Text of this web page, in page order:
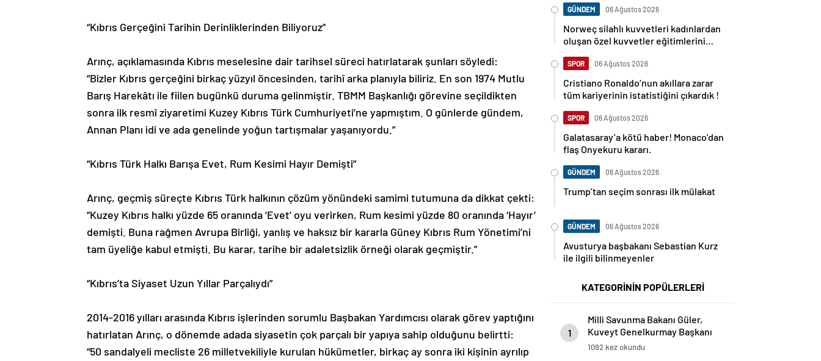
“Kıbrıs Gerçeğini Tarihin Derinliklerinden Biliyoruz”
Arınç, açıklamasında Kıbrıs meselesine dair tarihsel süreci hatırlatarak şunları söyledi:
“Bizler Kıbrıs gerçeğini birkaç yüzyıl öncesinden, tarihî arka planıyla biliriz. En son 1974 Mutlu
Barış Harekâtı ile fiilen bugünkü duruma gelinmiştir. TBMM Başkanlığı görevine seçildikten
sonra ilk resmî ziyaretimi Kuzey Kıbrıs Türk Cumhuriyeti’ne yapmıştım. O günlerde gündem,
Annan Planı idi ve ada genelinde yoğun tartışmalar yaşanıyordu.”
“Kıbrıs Türk Halkı Barışa Evet, Rum Kesimi Hayır Demişti”
Arınç, geçmiş süreçte Kıbrıs Türk halkının çözüm yönündeki samimi tutumuna da dikkat çekti:
“Kuzey Kıbrıs halkı yüzde 65 oranında ‘Evet’ oyu verirken, Rum kesimi yüzde 80 oranında ‘Hayır’
demişti. Buna rağmen Avrupa Birliği, yanlış ve haksız bir kararla Güney Kıbrıs Rum Yönetimi’ni
tam üyeliğe kabul etmişti. Bu karar, tarihe bir adaletsizlik örneği olarak geçmiştir.”
“Kıbrıs’ta Siyaset Uzun Yıllar Parçalıydı”
2014-2016 yılları arasında Kıbrıs işlerinden sorumlu Başbakan Yardımcısı olarak görev yaptığını
hatırlatan Arınç, o dönemde adada siyasetin çok parçalı bir yapıya sahip olduğunu belirtti:
“50 sandalyeli mecliste 26 milletvekiliyle kurulan hükümetler, birkaç ay sonra iki kişinin ayrılıp
GÜNDEM 06 Ağustos 2026
Norweç silahlı kuvvetleri kadınlardan
oluşan özel kuvvetler eğitimlerini
SPOR 06 Ağustos 2026
Cristiano Ronaldo’nun akıllara zarar
tüm kariyerinin istatistiğini çıkardık !
SPOR 06 Ağustos 2026
Galatasaray’a kötü haber! Monaco’dan
flaş Onyekuru kararı.
GÜNDEM 06 Ağustos 2026
Trump’tan seçim sonrası ilk mülakat
GÜNDEM 06 Ağustos 2026
Avusturya başbakanı Sebastian Kurz
ile ilgili bilinmeyenler
KATEGORİNİN POPÜLERLERİ
1
Milli Savunma Bakanı Güler,
Kuveyt Genelkurmay Başkanı
Al-Shuraian İle Bir Araya Geldi
1092 kez okundu